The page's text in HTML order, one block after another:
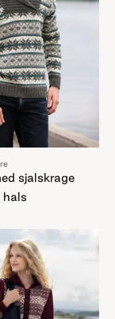
sjalskrage
hals